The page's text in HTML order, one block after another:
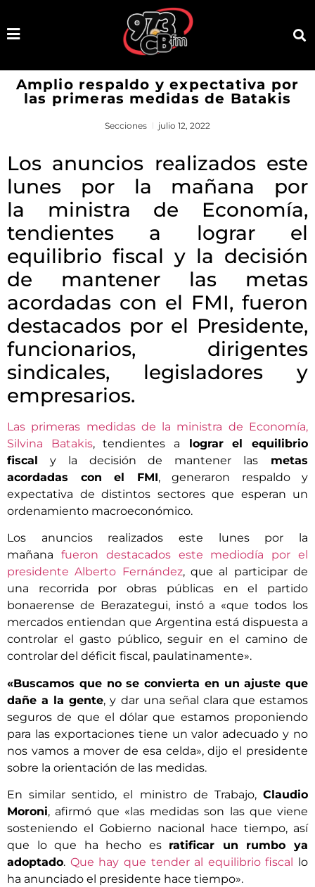
Amplio respaldo y expectativa por
las primeras medidas de Batakis
Secciones julio 12, 2022
Los anuncios realizados este
lunes por la mañana por
la ministra de Economía,
tendientes a lograr el
equilibrio fiscal y la decisión
de mantener las metas
acordadas con el FMI, fueron
destacados por el Presidente,
funcionarios, dirigentes
sindicales, legisladores y
empresarios.
Las primeras medidas de la ministra de Economía,
Silvina Batakis, tendientes a lograr el equilibrio
fiscal y la decisión de mantener las metas
acordadas con el FMI, generaron respaldo y
expectativa de distintos sectores que esperan un
ordenamiento macroeconómico.
Los anuncios realizados este lunes por la
mañana fueron destacados este mediodía por el
presidente Alberto Fernández, que al participar de
una recorrida por obras públicas en el partido
bonaerense de Berazategui, instó a «que todos los
mercados entiendan que Argentina está dispuesta a
controlar el gasto público, seguir en el camino de
controlar del déficit fiscal, paulatinamente».
«Buscamos que no se convierta en un ajuste que
dañe a la gente, y dar una señal clara que estamos
seguros de que el dólar que estamos proponiendo
para las exportaciones tiene un valor adecuado y no
nos vamos a mover de esa celda», dijo el presidente
sobre la orientación de las medidas.
En similar sentido, el ministro de Trabajo, Claudio
Moroni, afirmó que «las medidas son las que viene
sosteniendo el Gobierno nacional hace tiempo, así
que lo que ha hecho es ratificar un rumbo ya
adoptado. Que hay que tender al equilibrio fiscal lo
ha anunciado el presidente hace tiempo».